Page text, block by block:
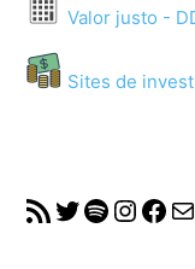
Valor justo -
Sites de
RSS FeedTwitter
Spotify